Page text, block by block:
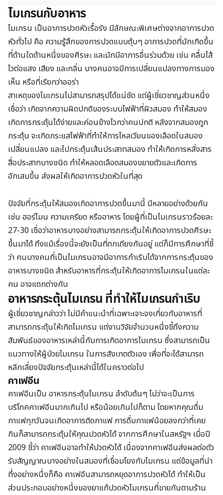
ไมเกรนกับอาหาร
ไมเกรน เป็นอาการปวดหัวเรื้อรัง มีลักษณะพิเศษต่างจากอาการปวด
หัวทั่วไป คือ ความรู้สึกของการปวดแบบตุ้บๆ อาการปวดที่มักเกิดขึ้น
ที่ด้านใดด้านหนึ่งของศีรษะ และมักมีอาการอื่นร่วมด้วย เช่น คลื่นไส้
ไวต่อแสง เสียง และกลิ่น บางคนอาจมีการเปลี่ยนแปลงทางการมอง
เห็น หรือที่เรียกว่าออร่า
สาเหตุของไมเกรนไม่สามารถสรุปได้แน่ชัด แต่ผู้เชี่ยวชาญส่วนหนึ่ง
เชื่อว่า เกิดจากความผิดปกติของระบบไฟฟ้าที่ผิวสมอง ทำให้สมอง
เกิดการกระตุ้นได้ง่ายและค่อนข้างไวกว่าคนปกติ หลังจากสมองถูก
กระตุ้น จะเกิดกระแสไฟฟ้าที่ทำให้การไหลเวียนของเลือดในสมอง
เปลี่ยนแปลง และไปกระตุ้นเส้นประสาทสมอง ทำให้เกิดการหลั่งสาร
สื่อประสาทบางชนิด ทำให้หลอดเลือดสมองขยายตัวและเกิดการ
อักเสบขึ้น ส่งผลให้เกิดอาการปวดหัวในที่สุด
ปัจจัยที่กระตุ้นให้สมองเกิดอาการปวดขึ้นมานี้ มีหลายอย่างด้วยกัน
เช่น ฮอร์โมน ความเครียด หรืออาหาร โดยผู้ที่เป็นไมเกรนราวร้อยละ
27-30 เชื่อว่าอาหารบางอย่างสามารถกระตุ้นให้เกิดอาการปวดศีรษะ
ขึ้นมาได้ ถึงแม้เรื่องนี้จะยังเป็นที่ถกเถียงกันอยู่ แต่ก็มีการศึกษาที่ชี้
ว่า คนบางคนที่เป็นไมเกรนอาจมีอาการกำเริบได้จากการกระตุ้นของ
อาหารบางชนิด สำหรับอาหารที่กระตุ้นให้เกิดอาการไมเกรนในแต่ละ
คน อาจแตกต่างกัน
อาหารกระตุ้นไมเกรน ที่ทำให้ไมเกรนกำเริบ
ผู้เชี่ยวชาญกล่าวว่า ไม่มีคำแนะนำที่เฉพาะเจาะจงเกี่ยวกับอาหารที่
สามารถกระตุ้นให้เกิดไมเกรน แต่งานวิจัยจำนวนหนึ่งชี้ถึงความ
สัมพันธ์ของอาหารเหล่านี้กับการเกิดอาการไมเกรน ซึ่งสามารถเป็น
แนวทางให้ผู้ป่วยไมเกรน ในการสังเกตตัวเอง เพื่อที่จะได้สามารถ
หลีกเลี่ยงปัจจัยกระตุ้นเหล่านี้ได้ในคราวต่อไป
คาเฟอีน
คาเฟอีนเป็น อาหารกระตุ้นไมเกรน ลำดับต้นๆ ไม่ว่าจะเป็นการ
บริโภคคาเฟอีนมากเกินไป หรือน้อยเกินไปก็ตาม โดยหากคุณดื่ม
กาแฟทุกวันจนเกิดอาการติดกาแฟ การดื่มกาแฟน้อยลงกว่าที่เคย
กินก็สามารถกระตุ้นให้คุณปวดหัวได้ จากการศึกษาในสหรัฐฯ เมื่อปี
2009 ชี้ว่า คาเฟอีนอาจทำให้ปวดหัวได้ เนื่องจากคาเฟอีนส่งผลต่อตัว
รับสัญญาณบางอย่างในสมองที่เชื่อมโยงกับไมเกรน แต่ข้อมูลที่น่า
ทึ่งอย่างหนึ่งก็คือ คาเฟอีนสามารถหยุดอาการปวดหัวได้ ทำให้เป็น
ส่วนประกอบอย่างหนึ่งของยาแก้ปวดหัวไมเกรนที่ขายกันตามร้าน